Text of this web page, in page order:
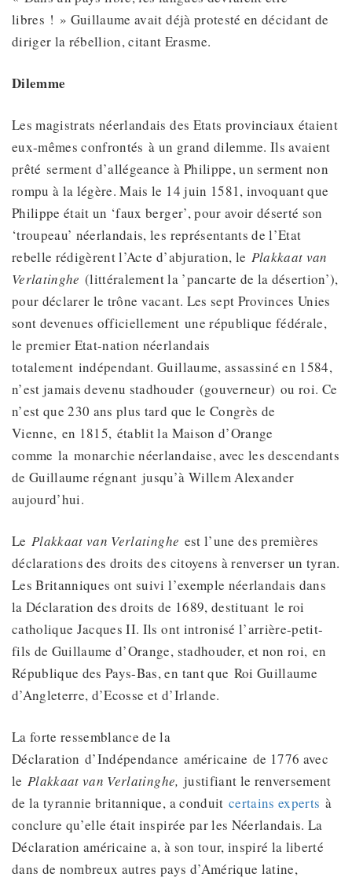
libres ! » Guillaume avait déjà protesté en décidant de
diriger la rébellion, citant Erasme.
Dilemme
Les magistrats néerlandais des Etats provinciaux étaient
eux-mêmes confrontés à un grand dilemme. Ils avaient
prêté serment d’allégeance à Philippe, un serment non
rompu à la légère. Mais le 14 juin 1581, invoquant que
Philippe était un ‘faux berger’, pour avoir déserté son
‘troupeau’ néerlandais, les représentants de l’Etat
rebelle rédigèrent l’Acte d’abjuration, le Plakkaat van
Verlatinghe (littéralement la ’pancarte de la désertion’),
pour déclarer le trône vacant. Les sept Provinces Unies
sont devenues officiellement une république fédérale,
le premier Etat-nation néerlandais
totalement indépendant. Guillaume, assassiné en 1584,
n’est jamais devenu stadhouder (gouverneur) ou roi. Ce
n’est que 230 ans plus tard que le Congrès de
Vienne, en 1815, établit la Maison d’Orange
comme la monarchie néerlandaise, avec les descendants
de Guillaume régnant jusqu’à Willem Alexander
aujourd’hui.
LePlakkaat van Verlatinghe est l’une des premières
déclarations des droits des citoyens à renverser un tyran.
Les Britanniques ont suivi l’exemple néerlandais dans
la Déclaration des droits de 1689, destituant le roi
catholique Jacques II. Ils ont intronisé l’arrière-petit-
fils de Guillaume d’Orange, stadhouder, et non roi, en
République des Pays-Bas, en tant que Roi Guillaume
d’Angleterre, d’Ecosse et d’Irlande.
La forte ressemblance de la
Déclaration d’Indépendance américaine de 1776 avec
lePlakkaat van Verlatinghe, justifiant le renversement
de la tyrannie britannique, a conduit certains experts à
conclure qu’elle était inspirée par les Néerlandais. La
Déclaration américaine a, à son tour, inspiré la liberté
dans de nombreux autres pays d’Amérique latine,